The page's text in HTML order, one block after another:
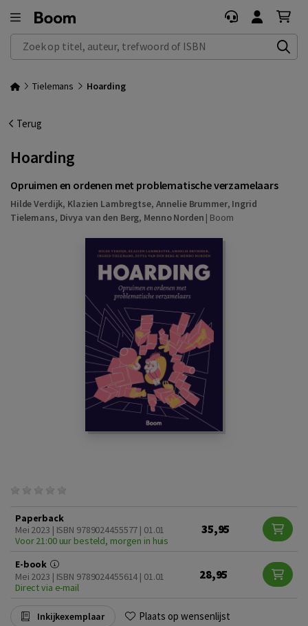
Zoek op titel, auteur, trefwoord of ISBN
Tielemans Hoarding
Terug
Hoarding
Opruimen en ordenen met problematische verzamelaars
Hilde Verdijk, Klazien Lambregtse, Annelie Brummer, Ingrid
Tielemans, Divya van den Berg, Menno Norden | Boom
Paperback
Mei 2023 | ISBN 9789024455577 | 01.01
Voor 21:00 uur besteld, morgen in huis
35,95
E-book
Mei 2023 | ISBN 9789024455614 | 01.01
Direct via e-mail
28,95
Inkijkexemplaar Plaats op wensenlijst